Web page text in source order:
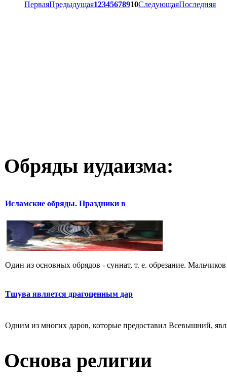
ПерваяПредыдущая12345678910СледующаяПоследняя
Обряды иудаизма:
Исламские обряды. Праздники в
Один из основных обрядов - суннат, т. е. обрезание.
Тшува является драгоценным дар
Одним из многих даров, которые предоставил Всевышний,
Основа религии